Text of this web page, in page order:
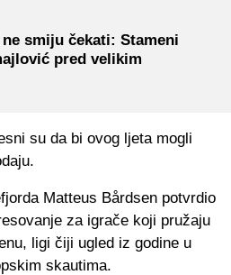
smiju čekati: Stameni
pred velikim
su da bi ovog ljeta mogli
Matteus Bårdsen potvrdio
za igrače koji pružaju
ligi čiji ugled iz godine u
skautima.